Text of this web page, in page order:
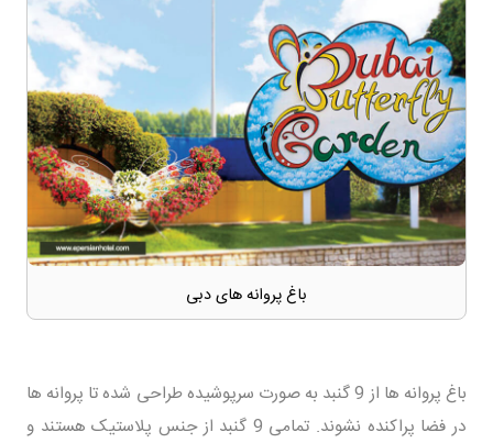
باغ پروانه های دبی
باغ پروانه ها از 9 گنبد به صورت سرپوشیده طراحی شده تا پروانه ها
در فضا پراکنده نشوند. تمامی 9 گنبد از جنس پلاستیک هستند و